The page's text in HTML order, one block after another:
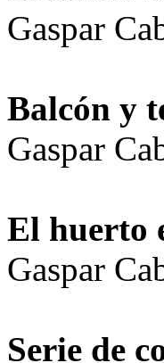
Gaspar
Balcón y
Gaspar
El huerto
Gaspar
Serie de